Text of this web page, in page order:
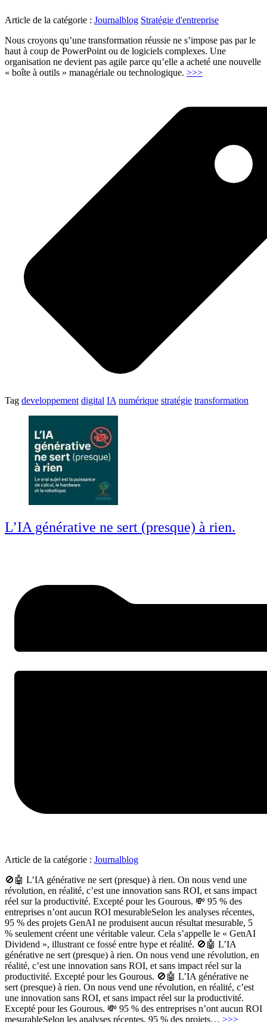
Article de la catégorie : Journalblog Stratégie d'entreprise
Nous croyons qu’une transformation réussie ne s’impose pas par le
haut à coup de PowerPoint ou de logiciels complexes. Une
organisation ne devient pas agile parce qu’elle a acheté une nouvelle
« boîte à outils » managériale ou technologique. >>>"Open
numérique"
Tag developpement digital IA numérique stratégie transformation
L’IA générative ne sert (presque) à rien.
Article de la catégorie : Journalblog
🚫🤖 L’IA générative ne sert (presque) à rien. On nous vend une
révolution, en réalité, c’est une innovation sans ROI, et sans impact
réel sur la productivité. Excepté pour les Gourous. 💸 95 % des
entreprises n’ont aucun ROI mesurableSelon les analyses récentes,
95 % des projets GenAI ne produisent aucun résultat mesurable, 5
% seulement créent une véritable valeur. Cela s’appelle le « GenAI
Dividend », illustrant ce fossé entre hype et réalité. 🚫🤖 L’IA
générative ne sert (presque) à rien. On nous vend une révolution, en
réalité, c’est une innovation sans ROI, et sans impact réel sur la
productivité. Excepté pour les Gourous. 🚫🤖 L’IA générative ne
sert (presque) à rien. On nous vend une révolution, en réalité, c’est
une innovation sans ROI, et sans impact réel sur la productivité.
Excepté pour les Gourous. 💸 95 % des entreprises n’ont aucun ROI
mesurableSelon les analyses récentes, 95 % des projets… >>>"L’IA